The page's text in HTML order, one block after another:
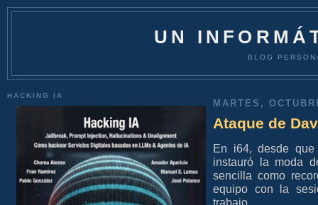
UN
BLOG
HACKING IA
MARTES,
Ataque de
En i64, desde
instauró la moda
sencilla como
equipo con la
trabajo.